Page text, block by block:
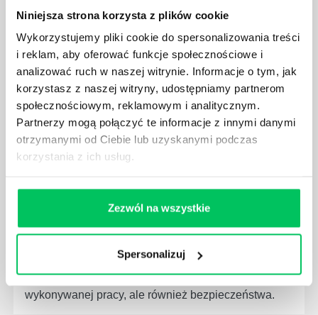
Niniejsza strona korzysta z plików cookie
Wykorzystujemy pliki cookie do spersonalizowania treści
i reklam, aby oferować funkcje społecznościowe i
analizować ruch w naszej witrynie. Informacje o tym, jak
korzystasz z naszej witryny, udostępniamy partnerom
społecznościowym, reklamowym i analitycznym.
Partnerzy mogą połączyć te informacje z innymi danymi
otrzymanymi od Ciebie lub uzyskanymi podczas
korzystania z ich usług.
Zezwól na wszystkie
Spersonalizuj
które mają za zadanie poprawić poszczególne
dziedziny gospodarki. Dzięki nim wszystkie firmy
będą zobowiązane przestrzegać zasad, których
wprowadzenie dąży do ujednolicenia jakości
produktów, które trafiają do klientów.
W każdym miejscu pracy osoby zatrudnione na
poszczególne stanowiska muszą wykonywać
zgodnie z zaleceniami powierzone sobie zadania.
Ich obowiązkiem jest przestrzeganie panujących w
danej firmie zasad nie tylko pod względem jakości
wykonywanej pracy, ale również bezpieczeństwa.